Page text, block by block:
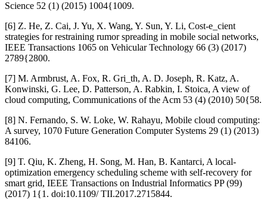
Science 52 (1) (2015) 1004{1009.
[6] Z. He, Z. Cai, J. Yu, X. Wang, Y. Sun, Y. Li, Cost-e_cient
strategies for restraining rumor spreading in mobile social networks,
IEEE Transactions 1065 on Vehicular Technology 66 (3) (2017)
2789{2800.
[7] M. Armbrust, A. Fox, R. Gri_th, A. D. Joseph, R. Katz, A.
Konwinski, G. Lee, D. Patterson, A. Rabkin, I. Stoica, A view of
cloud computing, Communications of the Acm 53 (4) (2010) 50{58.
[8] N. Fernando, S. W. Loke, W. Rahayu, Mobile cloud computing:
A survey, 1070 Future Generation Computer Systems 29 (1) (2013)
84106.
[9] T. Qiu, K. Zheng, H. Song, M. Han, B. Kantarci, A local-
optimization emergency scheduling scheme with self-recovery for
smart grid, IEEE Transactions on Industrial Informatics PP (99)
(2017) 1{1. doi:10.1109/ TII.2017.2715844.